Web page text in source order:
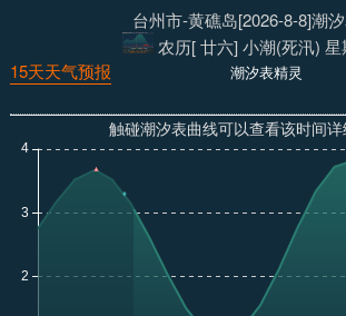
台州市-黄礁岛[2026-8-8]潮
农历[ 廿六] 小潮(死汛)
潮汐表精灵
15天天气预报
触碰潮汐表曲线可以查看该时间